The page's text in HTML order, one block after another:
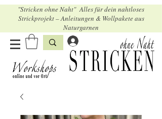
"Stricken ohne Naht" Alles für dein nahtloses
Strickprojekt – Anleitungen & Wollpakete aus
Naturgarnen